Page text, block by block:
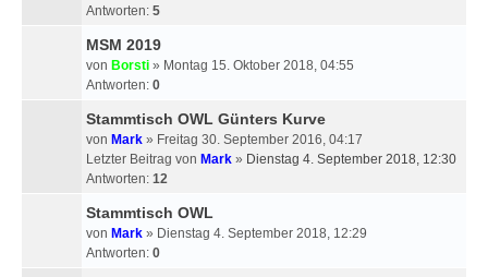
Antworten: 5
MSM 2019
von Borsti » Montag 15. Oktober 2018, 04:55
Antworten: 0
Stammtisch OWL Günters Kurve
von Mark » Freitag 30. September 2016, 04:17
Letzter Beitrag von Mark » Dienstag 4. September 2018, 12:30
Antworten: 12
Stammtisch OWL
von Mark » Dienstag 4. September 2018, 12:29
Antworten: 0